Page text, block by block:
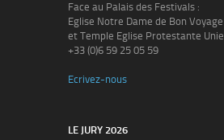
Face au Palais des Festivals :
Eglise Notre Dame de Bon Voyage
et Temple Eglise Protestante Unie
+33 (0)6 59 25 05 59
Ecrivez-nous
LE JURY 2026